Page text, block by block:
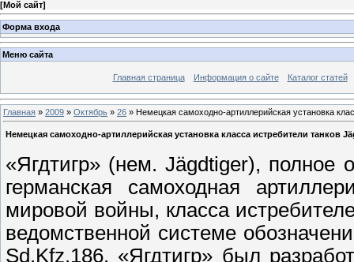
[Мой сайт]
Форма входа
Меню сайта
Главная страница Информация о сайте Каталог статей
Главная » 2009 » Октябрь » 26 » Немецкая самоходно-артиллерийская установка
Немецкая самоходно-артиллерийская установка класса истребители танков
«Ягдтигр» (нем. Jägdtiger),
германская самоходная
мировой войны, класса
ведомственной системе
Sd.Kfz.186. «Ягдтигр» был